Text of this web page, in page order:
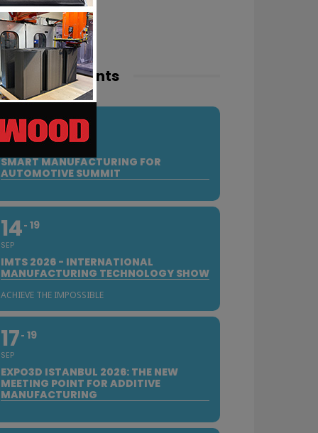
events
10
SEP
SMART MANUFACTURING FOR
AUTOMOTIVE SUMMIT
14
SEP
19
IMTS 2026 - INTERNATIONAL
MANUFACTURING TECHNOLOGY SHOW
ACHIEVE THE IMPOSSIBLE
17
SEP
19
EXPO3D ISTANBUL 2026: THE NEW
MEETING POINT FOR ADDITIVE
MANUFACTURING